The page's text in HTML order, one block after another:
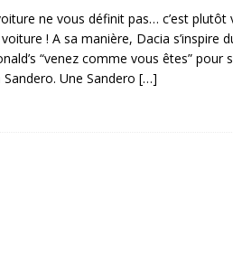
ne vous définit pas… c’est plutôt
! A sa manière, Dacia s’inspire
“venez comme vous êtes” pour
Sandero. Une Sandero […]